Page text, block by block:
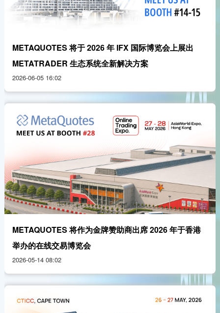
METAQUOTES 将于 2026 年 IFX 国际博览会上展出
METATRADER 生态系统全新解决方案
2026-06-05 16:02
METAQUOTES 将作为金牌赞助商出席 2026 年于香港
举办的在线交易博览会
2026-05-14 08:02